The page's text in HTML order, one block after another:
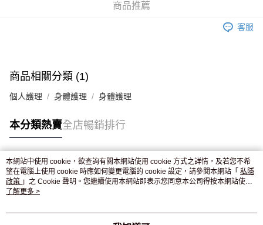
付款後門市自取，訂單確認後2-4個工作天到店，7天內取。逾期後
商品推薦
客服
商品相關分類 (1)
個人護理 身體護理 身體護理
本分類熱賣全店暢銷排行
熱門標籤
熱銷排行
本網站中使用 cookie，欲查詢有關本網站使用 cookie 方式之詳情，及若您不希
望在電腦上使用 cookie 時應如何變更電腦的 cookie 設定，請參閱本網站「 私隱
政策 」之 Cookie 聲明。您繼續使用本網站即表示您同意本公司得按本網站使用
條款之 Cookie 聲明使用 cookie。
了解更多 >